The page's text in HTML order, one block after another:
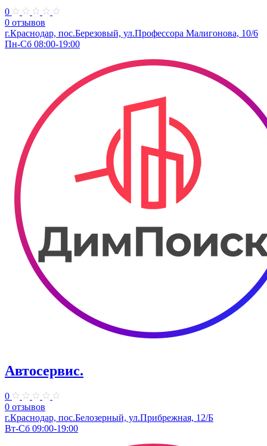
0
0 отзывов
г.Краснодар, пос.Березовый, ул.Профессора Малигонова, 10/6
Пн-Сб 08:00-19:00
Автосервис.
0
0 отзывов
г.Краснодар, пос.Белозерный, ул.Прибрежная, 12/Б
Вт-Сб 09:00-19:00